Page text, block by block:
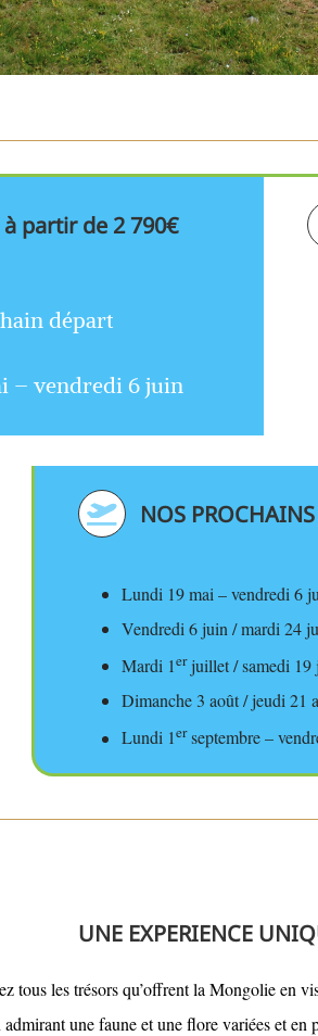
partir de 2 790€
départ
– vendredi 6 juin
NOS PROCHAINS
Lundi 19 mai – vendredi 6
Vendredi 6 juin / mardi 24
Mardi 1erjuillet / samedi 19
Dimanche 3 août / jeudi 21
Lundi 1erseptembre –
UNE EXPERIENCE
tous les trésors qu’offrent la Mongolie en
une faune et une flore variées et en